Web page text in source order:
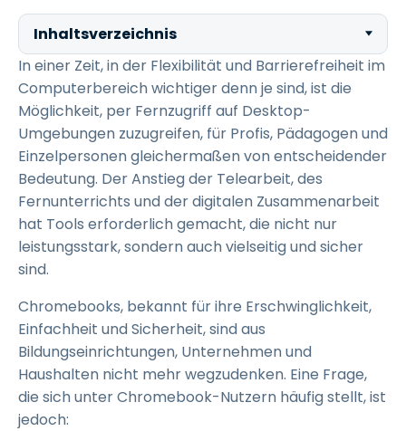
Inhaltsverzeichnis
In einer Zeit, in der Flexibilität und Barrierefreiheit im
Computerbereich wichtiger denn je sind, ist die
Möglichkeit, per Fernzugriff auf Desktop-
Umgebungen zuzugreifen, für Profis, Pädagogen und
Einzelpersonen gleichermaßen von entscheidender
Bedeutung. Der Anstieg der Telearbeit, des
Fernunterrichts und der digitalen Zusammenarbeit
hat Tools erforderlich gemacht, die nicht nur
leistungsstark, sondern auch vielseitig und sicher
sind.
Chromebooks, bekannt für ihre Erschwinglichkeit,
Einfachheit und Sicherheit, sind aus
Bildungseinrichtungen, Unternehmen und
Haushalten nicht mehr wegzudenken. Eine Frage,
die sich unter Chromebook-Nutzern häufig stellt, ist
jedoch: